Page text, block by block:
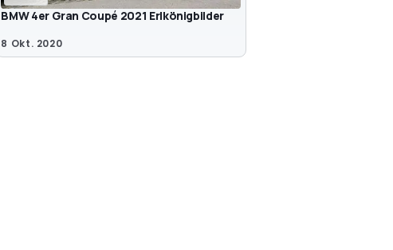
BMW 4er Gran Coupé 2021 Erlkönigbilder
8 Okt. 2020